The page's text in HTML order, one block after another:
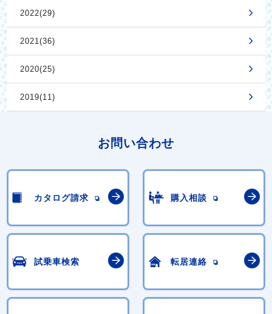
2022(29)
2021(36)
2020(25)
2019(11)
お問い合わせ
カタログ請求 購入相談
試乗車検索 転居連絡